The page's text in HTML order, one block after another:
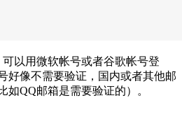
以用微软帐号或者谷歌帐号登
好像不需要验证，国内或者其他邮
如QQ邮箱是需要验证的）。